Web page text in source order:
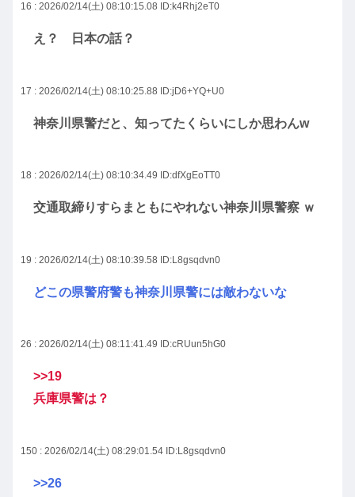
16 : 2026/02/14(土) 08:10:15.08 ID:k4Rhj2eT0
え？ 日本の話？
17 : 2026/02/14(土) 08:10:25.88 ID:jD6+YQ+U0
神奈川県警だと、知ってたくらいにしか思わんw
18 : 2026/02/14(土) 08:10:34.49 ID:dfXgEoTT0
交通取締りすらまともにやれない神奈川県警察 ｗ
19 : 2026/02/14(土) 08:10:39.58 ID:L8gsqdvn0
どこの県警府警も神奈川県警には敵わないな
26 : 2026/02/14(土) 08:11:41.49 ID:cRUun5hG0
>>19
兵庫県警は？
150 : 2026/02/14(土) 08:29:01.54 ID:L8gsqdvn0
>>26